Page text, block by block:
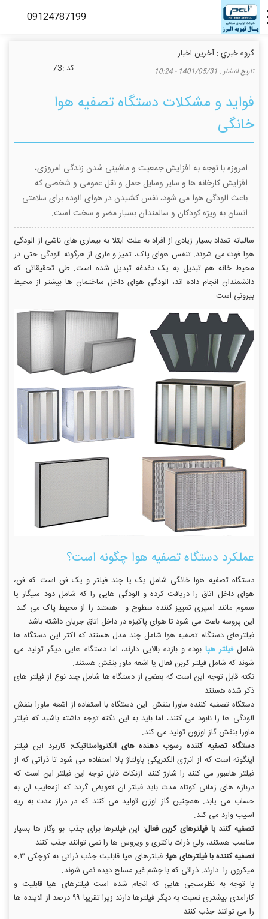
گروه خبري :آخرین اخبار
تاريخ انتشار : 1401/05/31 - 10:24 كد :73
فواید و مشکلات دستگاه تصفیه هوا
خانگی
امروزه با توجه به افزایش جمعیت و ماشینی شدن زندگی امروزی،
افزایش کارخانه ها و سایر وسایل حمل و نقل عمومی و شخصی که
باعث الودگی هوا می شود، نفس کشیدن در هوای الوده برای سلامتی
انسان به ویژه کودکان و سالمندان بسیار مضر و سخت است.
سالیانه تعداد بسیار زیادی از افراد به علت ابتلا به بیماری های ناشی از الودگی
هوا فوت می شوند. تنفس هوای پاک، تمیز و عاری از هرگونه الودگی حتی در
محیط خانه هم تبدیل به یک دغدغه تبدیل شده است. طی تحقیقاتی که
دانشمندان انجام داده اند، الودگی هوای داخل ساختمان ها بیشتر از محیط
بیرونی است.
عملکرد دستگاه تصفیه هوا چگونه است؟
دستگاه تصفیه هوا خانگی شامل یک یا چند فیلتر و یک فن است که فن،
هوای داخل اتاق را دریافت کرده و الودگی هایی را که شامل دود سیگار یا
سموم مانند اسپری تمییز کننده سطوح و.. هستند را از محیط پاک می کند.
این پروسه باعث می شود تا هوای پاکیزه در داخل اتاق جریان داشته باشد.
فیلترهای دستگاه تصفیه هوا شامل چند مدل هستند که اکثر این دستگاه ها
شاملفیلتر هپا بوده و بازده بالایی دارند، اما دستگاه هایی دیگر تولید می
شوند که شامل فیلتر کربن فعال یا اشعه ماور بنفش هستند.
نکته قابل توجه این است که بعضی از دستگاه ها شامل چند نوع از فیلتر های
ذکر شده هستند.
دستگاه تصفیه کننده ماورا بنفش: این دستگاه با استفاده از اشعه ماورا بنفش
الودگی ها را نابود می کنند، اما باید به این نکته توجه داشته باشید که فیلتر
ماورا بنفش گاز اوزون تولید می کند.
دستگاه تصفیه کننده رسوب دهنده های الکترواستاتیک: کاربرد این فیلتر
اینگونه است که از انرژی الکتریکی باولتاژ بالا استفاده می شود تا ذراتی که از
فیلتر هاعبور می کنند را شارژ کنند. ازنکات قابل توجه این فیلتر این است که
دربازه های زمانی کوتاه مدت باید فیلتر ان تعویض گردد که ازمعایب ان به
حساب می یابد. همچنین گاز اوزن تولید می کنند که در دراز مدت به ریه
اسیب وارد می کند.
تصفیه کنند با فیلترهای کربن فعال: این فیلترها برای جذب بو وگاز ها بسیار
مناسب هستند، ولی ذرات باکتری و ویروس ها را نمی توانند جذب کنند.
تصفیه کننده با فیلترهای هپا:
فیلترهای هپا قابلیت جذب ذراتی به کوچکی ۰.۳
میکرون را دارند. ذراتی که با چشم غیر مسلح دیده نمی شوند.
با توجه به نظرسنجی هایی که انجام شده است فیلترهای هپا قابلیت و
کارامدی بیشتری نسبت به دیگر فیلترها دارند زیرا تقریبا ۹۹ درصد از الاینده ها
را می توانند جذب کنند.